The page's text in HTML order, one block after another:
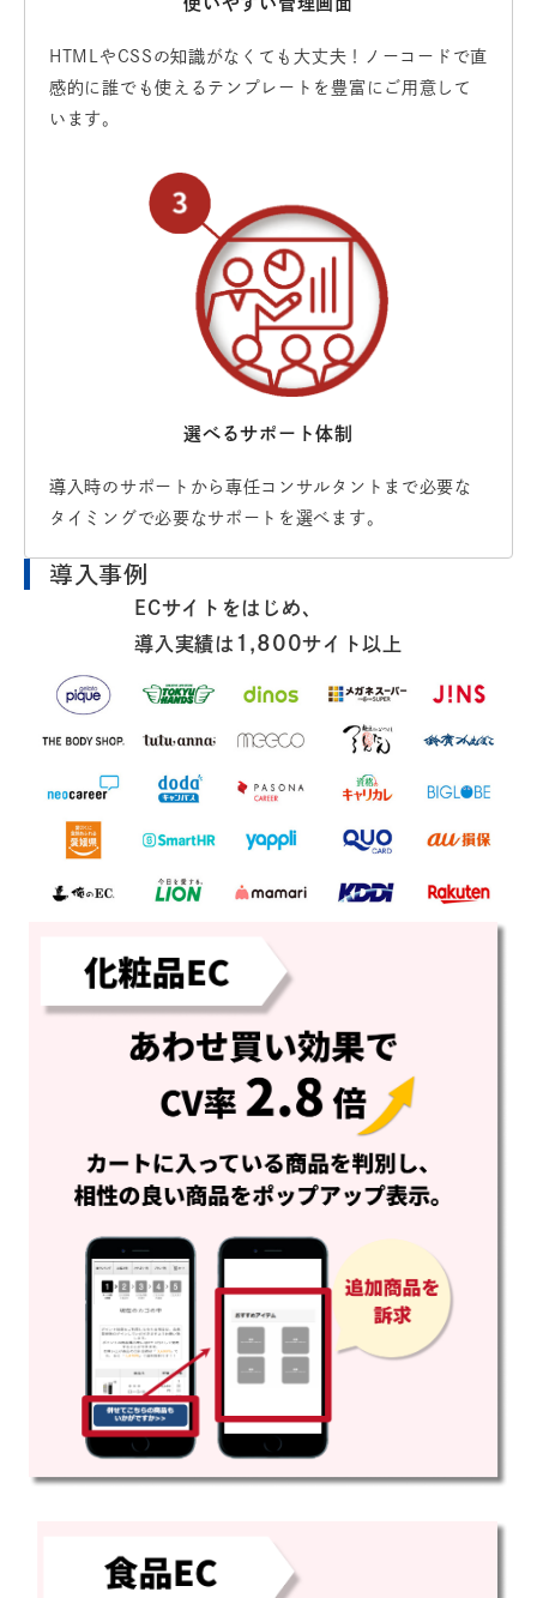
HTMLやCSSの知識がなくても大丈夫！ノーコードで直
感的に誰でも使えるテンプレートを豊富にご用意して
います。
選べるサポート体制
導入時のサポートから専任コンサルタントまで必要な
タイミングで必要なサポートを選べます。
導入事例
ECサイトをはじめ、
導入実績は 1,800サイト以上